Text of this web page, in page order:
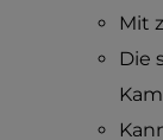
Mit
Die